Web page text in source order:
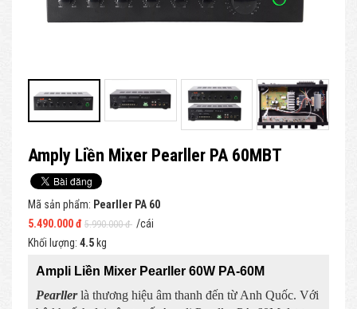
Amply Liền Mixer Pearller PA 60MBT
Mã sản phẩm: Pearller PA 60
5.490.000 đ 5.990.000 đ /cái
Khối lượng: 4.5 kg
Ampli Liền Mixer Pearller 60W PA-60M
Pearllerlà thương hiệu âm thanh đến từ Anh Quốc. Với